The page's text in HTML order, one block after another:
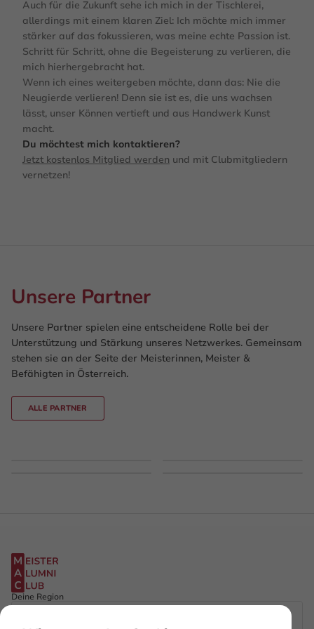
Auch für die Zukunft sehe ich mich in der Tischlerei,
allerdings mit einem klaren Ziel: Ich möchte mich immer
stärker auf das fokussieren, was meine echte Passion ist.
Schritt für Schritt, ohne die Begeisterung zu verlieren, die
mich hierhergebracht hat.
Wenn ich eines weitergeben möchte, dann das: Nie die
Neugierde verlieren! Denn sie ist es, die uns wachsen
lässt, unser Können vertieft und aus Handwerk Kunst
macht.
Du möchtest mich kontaktieren?
Jetzt kostenlos Mitglied werden und mit Clubmitgliedern
vernetzen!
Unsere Partner
Unsere Partner spielen eine entscheidene Rolle bei der
Unterstützung und Stärkung unseres Netzwerkes. Gemeinsam
stehen sie an der Seite der Meisterinnen, Meister &
Befähigten in Österreich.
ALLE PARTNER
Deine Region